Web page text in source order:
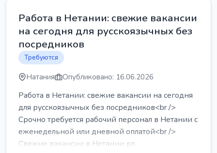
Работа в Нетании: свежие вакансии
на сегодня для русскоязычных без
посредников
Требуются
Натания Опубликовано: 16.06.2026
Работа в Нетании: свежие вакансии на сегодня
для русскоязычных без посредников<br />
Срочно требуется рабочий персонал в Нетании с
еженедельной или дневной оплатой<br />
Свежие вакансии в Нетании дл...